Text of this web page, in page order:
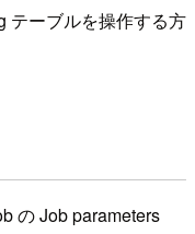
テーブルを操作する方
の Job parameters